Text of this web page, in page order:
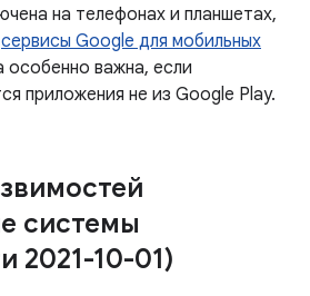
на телефонах и планшетах,
сервисы Google для мобильных
особенно важна, если
приложения не из Google Play.
системы
2021-10-01)